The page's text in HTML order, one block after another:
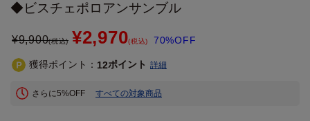
◆ビスチェポロアンサンブル
¥9,900(税込) ¥2,970(税込) 70%OFF
獲得ポイント： 12ポイント 詳細
さらに5%OFF すべての対象商品